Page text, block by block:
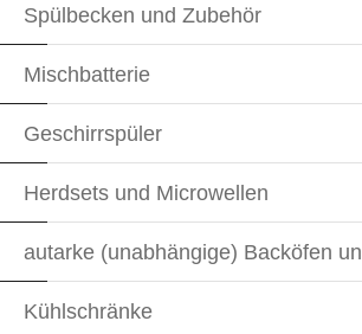
Spülbecken und Zubehör
Mischbatterie
Geschirrspüler
Herdsets und Microwellen
autarke (unabhängige) Backöfen
Kühlschränke